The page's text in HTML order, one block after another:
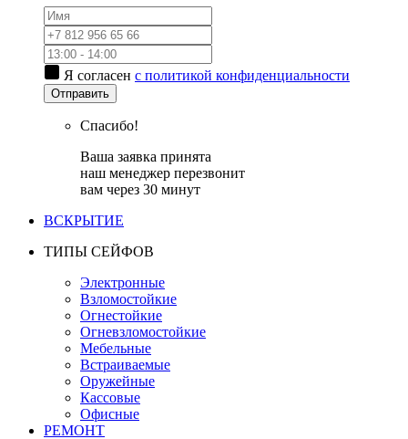
Я согласен с политикой конфиденциальности
Отправить
Спасибо!
Ваша заявка принята
наш менеджер перезвонит
вам через 30 минут
ВСКРЫТИЕ
ТИПЫ СЕЙФОВ
Электронные
Взломостойкие
Огнестойкие
Огневзломостойкие
Мебельные
Встраиваемые
Оружейные
Кассовые
Офисные
РЕМОНТ